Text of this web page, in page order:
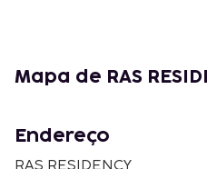
Brahma Temple - 2,6 km/
Templo de
Sani Bhagawan Temple -
Mapa de RAS
Endereço